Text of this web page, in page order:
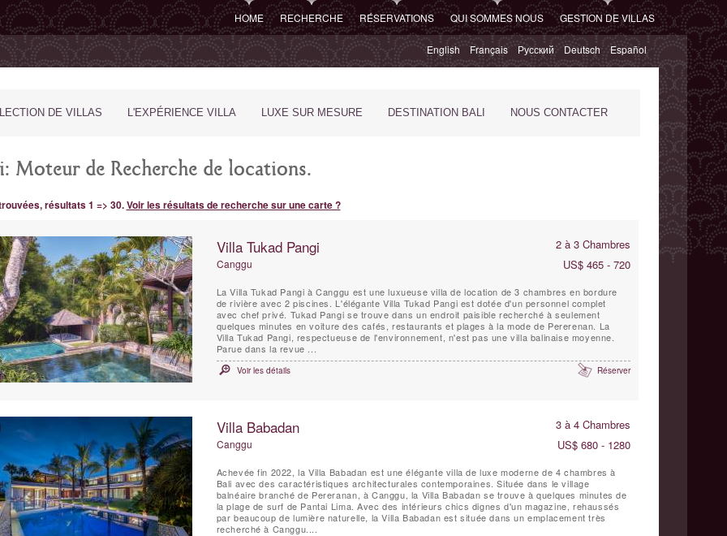
HOME RECHERCHE RÉSERVATIONS QUI SOMMES NOUS GESTION DE VILLAS
English Français Русский Deutsch Español
DE VILLAS L'EXPÉRIENCE VILLA LUXE SUR MESURE DESTINATION BALI NOUS CONTACTER
Moteur de Recherche de locations.
résultats 1 => 30.Voir les résultats de recherche sur une carte ?
Villa Tukad Pangi 2 à 3 Chambres
Canggu US$ 465 - 720
La Villa Tukad Pangi à Canggu est une luxueuse villa de location de 3 chambres en bordure
de rivière avec 2 piscines. L'élégante Villa Tukad Pangi est dotée d'un personnel complet
avec chef privé. Tukad Pangi se trouve dans un endroit paisible recherché à seulement
quelques minutes en voiture des cafés, restaurants et plages à la mode de Pererenan. La
Villa Tukad Pangi, respectueuse de l'environnement, n'est pas une villa balinaise moyenne.
Parue dans la revue ...
Voir les détails Réserver
Villa Babadan 3 à 4 Chambres
Canggu US$ 680 - 1280
Achevée fin 2022, la Villa Babadan est une élégante villa de luxe moderne de 4 chambres à
Bali avec des caractéristiques architecturales contemporaines. Située dans le village
balnéaire branché de Pereranan, à Canggu, la Villa Babadan se trouve à quelques minutes de
la plage de surf de Pantai Lima. Avec des intérieurs chics dignes d'un magazine, rehaussés
par beaucoup de lumière naturelle, la Villa Babadan est située dans un emplacement très
recherché à Canggu....